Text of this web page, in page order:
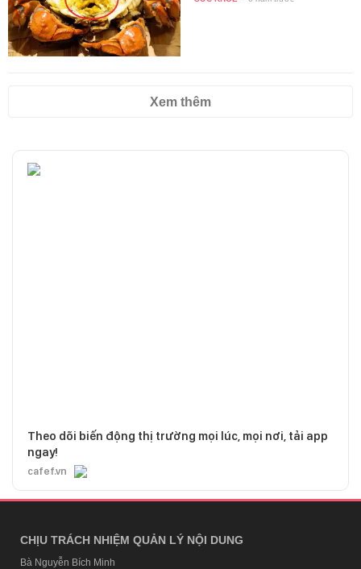
Xem thêm
Theo dõi biến động thị trường mọi lúc, mọi nơi, tải app
ngay!
cafef.vn
CHỊU TRÁCH NHIỆM QUẢN LÝ NỘI DUNG
Bà Nguyễn Bích Minh